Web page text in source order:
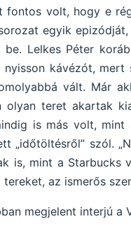
fontos volt, hogy e
egyik
be. Lelkes Péter
kávézót,
vált. Már
olyan teret akartak
is más volt,
„időtöltésről” szól.
is, mint a Starbucks
tereket, az ismerős
megjelent interjú a